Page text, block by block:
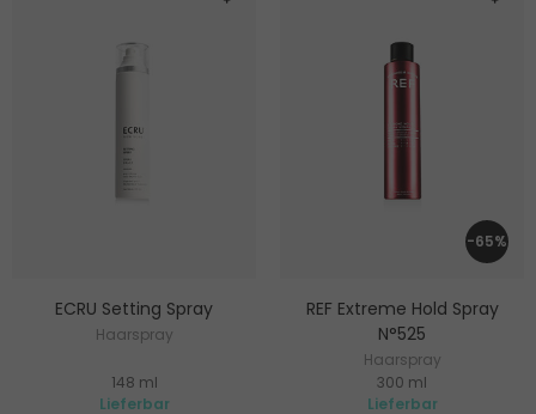
ECRU Setting Spray
Haarspray
148 ml
Lieferbar
-65%
REF Extreme Hold Spray
N°525
Haarspray
300 ml
Lieferbar